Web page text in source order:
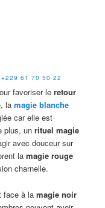
+229 61 70 50 22
favoriser leretour
lamagie blanche
car elle est
plus, unrituel magie
avec douceur sur
lamagie rouge
charnelle.
face à lamagie noir